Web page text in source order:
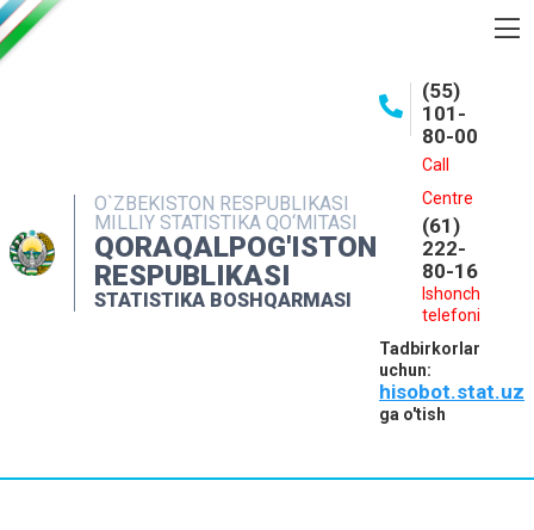
O`ZBEKISTON RESPUBLIKASI
MILLIY STATISTIKA QO‘MITASI
QORAQALPOG'ISTON
RESPUBLIKASI
STATISTIKA BOSHQARMASI
(55)
101-
80-00
Call
Centre
(61)
222-
80-16
Ishonch
telefoni
Tadbirkorlar
uchun:
hisobot.stat.uz
ga o'tish
INTERAKTIV XIZMATLAR
MATBUOT XIZMATI
MUROJAATLAR